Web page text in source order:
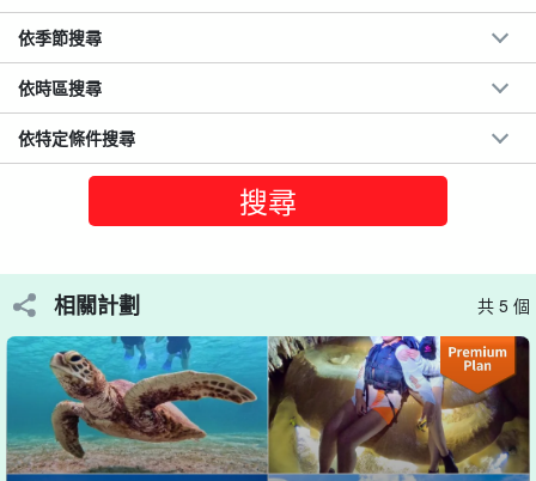
可選擇「SUP」或「獨木舟」。
另一方面，獨木舟是坐著划的，這讓初學者更容易保持平衡......與家
人和朋友一起輕鬆享受獨木舟的樂趣！
現在，您會選擇哪一個？
依季節搜尋
依時區搜尋
依特定條件搜尋
相關計劃 共 5 個